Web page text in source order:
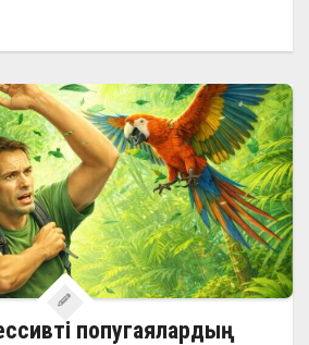
попугаялардың